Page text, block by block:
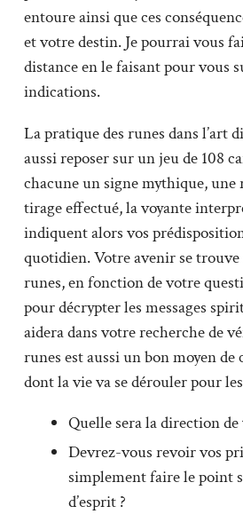
entoure ainsi que ces
et votre destin. Je pourrai vous
distance en le faisant pour vous
indications.
La pratique des runes dans l’art
aussi reposer sur un jeu de 108
chacune un signe mythique, une
tirage effectué, la voyante
indiquent alors vos
quotidien. Votre avenir se trouve
runes, en fonction de votre
pour décrypter les messages
aidera dans votre recherche de
runes est aussi un bon moyen
dont la vie va se dérouler pour
Quelle sera la direction de
Devrez-vous revoir vos
simplement faire le point
d’esprit ?